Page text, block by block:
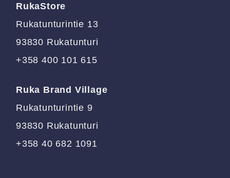
valinnat
sivulla.
RukaStore
Rukatunturintie 13
93830 Rukatunturi
+358 400 101 615
Ruka Brand Village
Rukatunturintie 9
93830 Rukatunturi
+358 40 682 1091